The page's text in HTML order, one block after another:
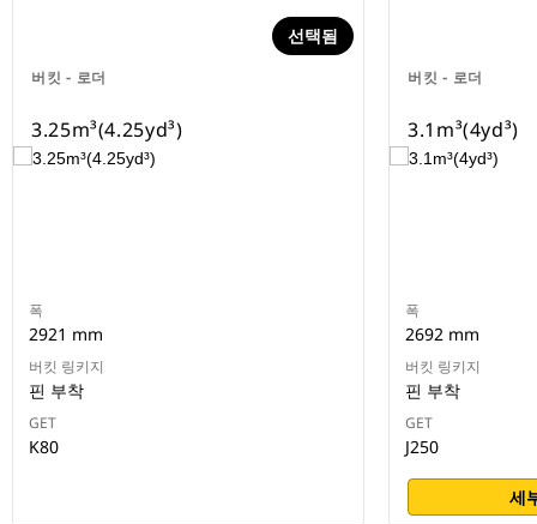
버킷 - 로더
선택됨
3.25m³(4.25yd³)
폭
2921 mm
버킷 링키지
핀 부착
GET
K80
버킷 - 로더
3.1m³(4yd³)
폭
2692 mm
버킷 링키지
핀 부착
GET
J250
세